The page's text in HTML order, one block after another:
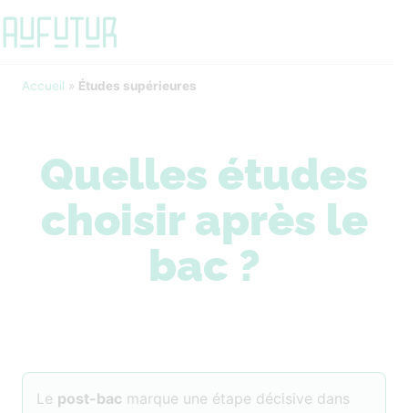
Accueil » Études supérieures
Quelles études
choisir après le
bac ?
Le post-bac marque une étape décisive dans